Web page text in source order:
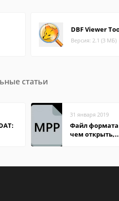
DBF Viewer
Версия: 2.1 (3 МБ)
статьи
31 января 2019
Файл
чем открыть,